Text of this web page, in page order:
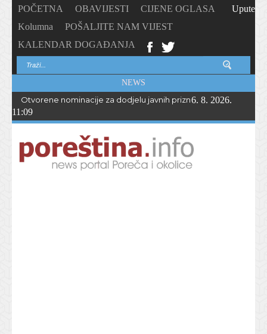
POČETNA OBAVIJESTI
CIJENE OGLASA
Kolumna
POŠALJITE NAM VIJEST
KALENDAR DOGAĐANJA
Upute
NEWS
Otvorene nominacije za dodjelu javnih priznanja Općine
6. 8. 2026.
11:09